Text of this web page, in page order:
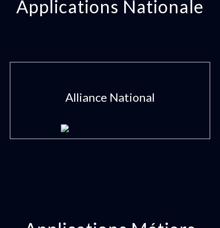
Applications Nationale
Alliance National